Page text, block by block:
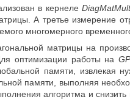
в кернеле
А третье измерение
многомерного
матрицы на
оптимизации работы на
памяти, извлекая
памяти, выполняя
алгоритма и